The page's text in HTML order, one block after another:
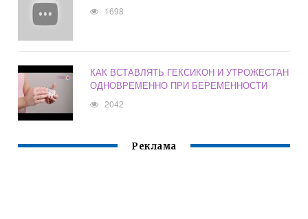
1698
КАК ВСТАВЛЯТЬ ГЕКСИКОН И УТРОЖЕСТАН
ОДНОВРЕМЕННО ПРИ БЕРЕМЕННОСТИ
2042
Реклама